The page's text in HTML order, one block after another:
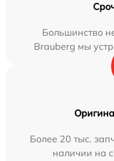
Большинство
Brauberg мы
Более 20 тыс.
наличии на